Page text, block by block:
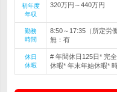
初年度
年収
320万円～440万円
勤務
時間
8:50～17:35（所定労
無：有
休日
休暇
# 年間休日125日* 完
休暇* 年末年始休暇*